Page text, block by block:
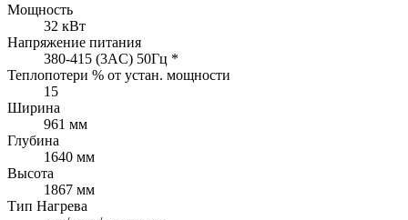
Мощность
32 кВт
Напряжение питания
380-415 (3AC) 50Гц *
Теплопотери % от устан. мощности
15
Ширина
961 мм
Глубина
1640 мм
Высота
1867 мм
Тип Нагрева